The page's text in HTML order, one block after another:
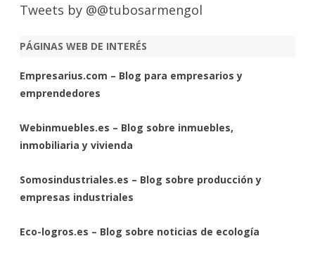
Tweets by @@tubosarmengol
PÁGINAS WEB DE INTERÉS
Empresarius.com – Blog para empresarios y
emprendedores
Webinmuebles.es – Blog sobre inmuebles,
inmobiliaria y vivienda
Somosindustriales.es – Blog sobre producción y
empresas industriales
Eco-logros.es – Blog sobre noticias de ecología